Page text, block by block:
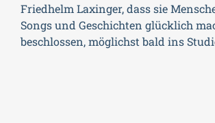
Friedhelm Laxinger, dass sie
Songs und Geschichten glücklich
beschlossen, möglichst bald ins